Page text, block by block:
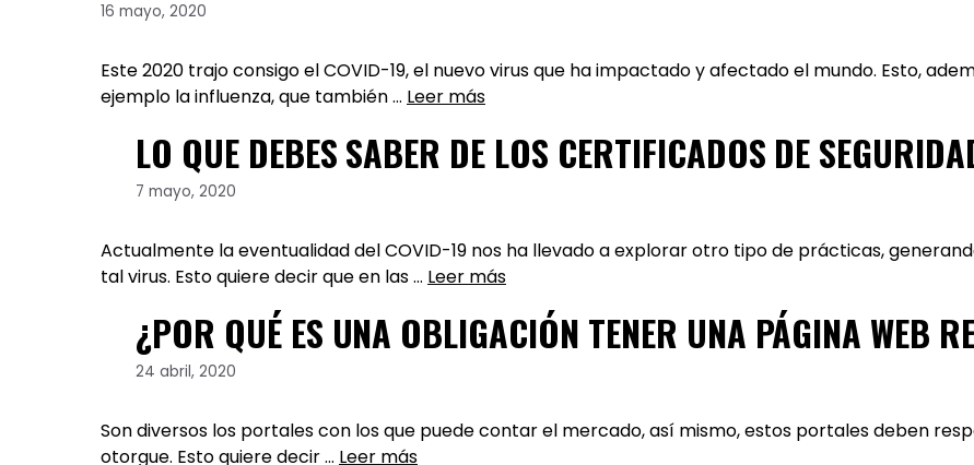
16 mayo, 2020
Este 2020 trajo consigo el COVID-19, el nuevo virus que ha impactado y afectado el mundo. Esto,
ejemplo la influenza, que también … Leer más
LO QUE DEBES SABER DE LOS CERTIFICADOS DE
7 mayo, 2020
Actualmente la eventualidad del COVID-19 nos ha llevado a explorar otro tipo de prácticas,
tal virus. Esto quiere decir que en las … Leer más
¿POR QUÉ ES UNA OBLIGACIÓN TENER UNA PÁGINA WEB
24 abril, 2020
Son diversos los portales con los que puede contar el mercado, así mismo, estos portales deben
otorgue. Esto quiere decir … Leer más